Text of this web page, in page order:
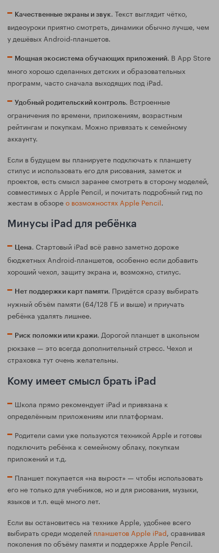
Качественные экраны и звук. Текст выглядит чётко,
видеоуроки приятно смотреть, динамики обычно лучше, чем
у дешёвых Android‑планшетов.
Мощная экосистема обучающих приложений. В App Store
много хорошо сделанных детских и образовательных
программ, часто сначала выходящих под iPad.
Удобный родительский контроль. Встроенные
ограничения по времени, приложениям, возрастным
рейтингам и покупкам. Можно привязать к семейному
аккаунту.
Если в будущем вы планируете подключать к планшету
стилус и использовать его для рисования, заметок и
проектов, есть смысл заранее смотреть в сторону моделей,
совместимых с Apple Pencil, и почитать подробный гид по
жестам в обзорео возможностях Apple Pencil.
Минусы iPad для ребёнка
Цена. Стартовый iPad всё равно заметно дороже
бюджетных Android‑планшетов, особенно если добавить
хороший чехол, защиту экрана и, возможно, стилус.
Нет поддержки карт памяти. Придётся сразу выбирать
нужный объём памяти (64/128 ГБ и выше) и приучать
ребёнка удалять лишнее.
Риск поломки или кражи. Дорогой планшет в школьном
рюкзаке — это всегда дополнительный стресс. Чехол и
страховка тут очень желательны.
Кому имеет смысл брать iPad
Школа прямо рекомендует iPad и привязана к
определённым приложениям или платформам.
Родители сами уже пользуются техникой Apple и готовы
подключить ребёнка к семейному облаку, покупкам
приложений и т.д.
Планшет покупается «на вырост» — чтобы использовать
его не только для учебников, но и для рисования, музыки,
языков и т.п. ещё много лет.
Если вы остановитесь на технике Apple, удобнее всего
выбирать среди моделей планшетов Apple iPad, сравнивая
поколения по объёму памяти и поддержке Apple Pencil.